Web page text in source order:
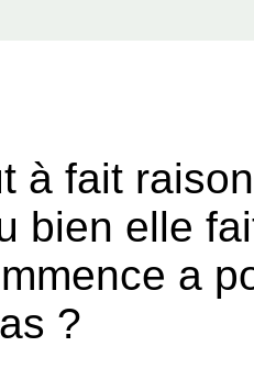
à fait
bien elle
a
?